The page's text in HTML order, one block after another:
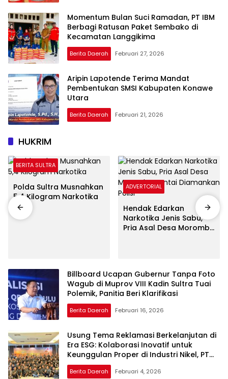
Momentum Bulan Suci Ramadan, PT IBM
Berbagi Ratusan Paket Sembako di
Kecamatan Langgikima
Berita Daerah Februari 27, 2026
Aripin Lapotende Terima Mandat
Pembentukan SMSI Kabupaten Konawe
Utara
Berita Daerah Februari 21, 2026
HUKRIM
BERITA SULTRA
Polda Sultra Musnahkan
5,4 Kilogram Narkotika
ADVERTORIAL
Hendak Edarkan
Narkotika Jenis Sabu,
Pria Asal Desa Morombo
Billboard Ucapan Gubernur Tanpa Foto
Wagub di Muprov VIII Kadin Sultra Tuai
Polemik, Panitia Beri Klarifikasi
Berita Daerah Februari 16, 2026
Usung Tema Reklamasi Berkelanjutan di
Era ESG: Kolaborasi Inovatif untuk
Keunggulan Proper di Industri Nikel, PT
PAM Mineral Gelar Rakor Tahunan
Berita Daerah Februari 4, 2026